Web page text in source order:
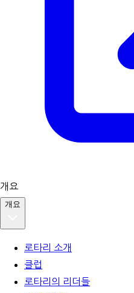
개요
개요
로타리 소개
클럽
로타리의 리더들